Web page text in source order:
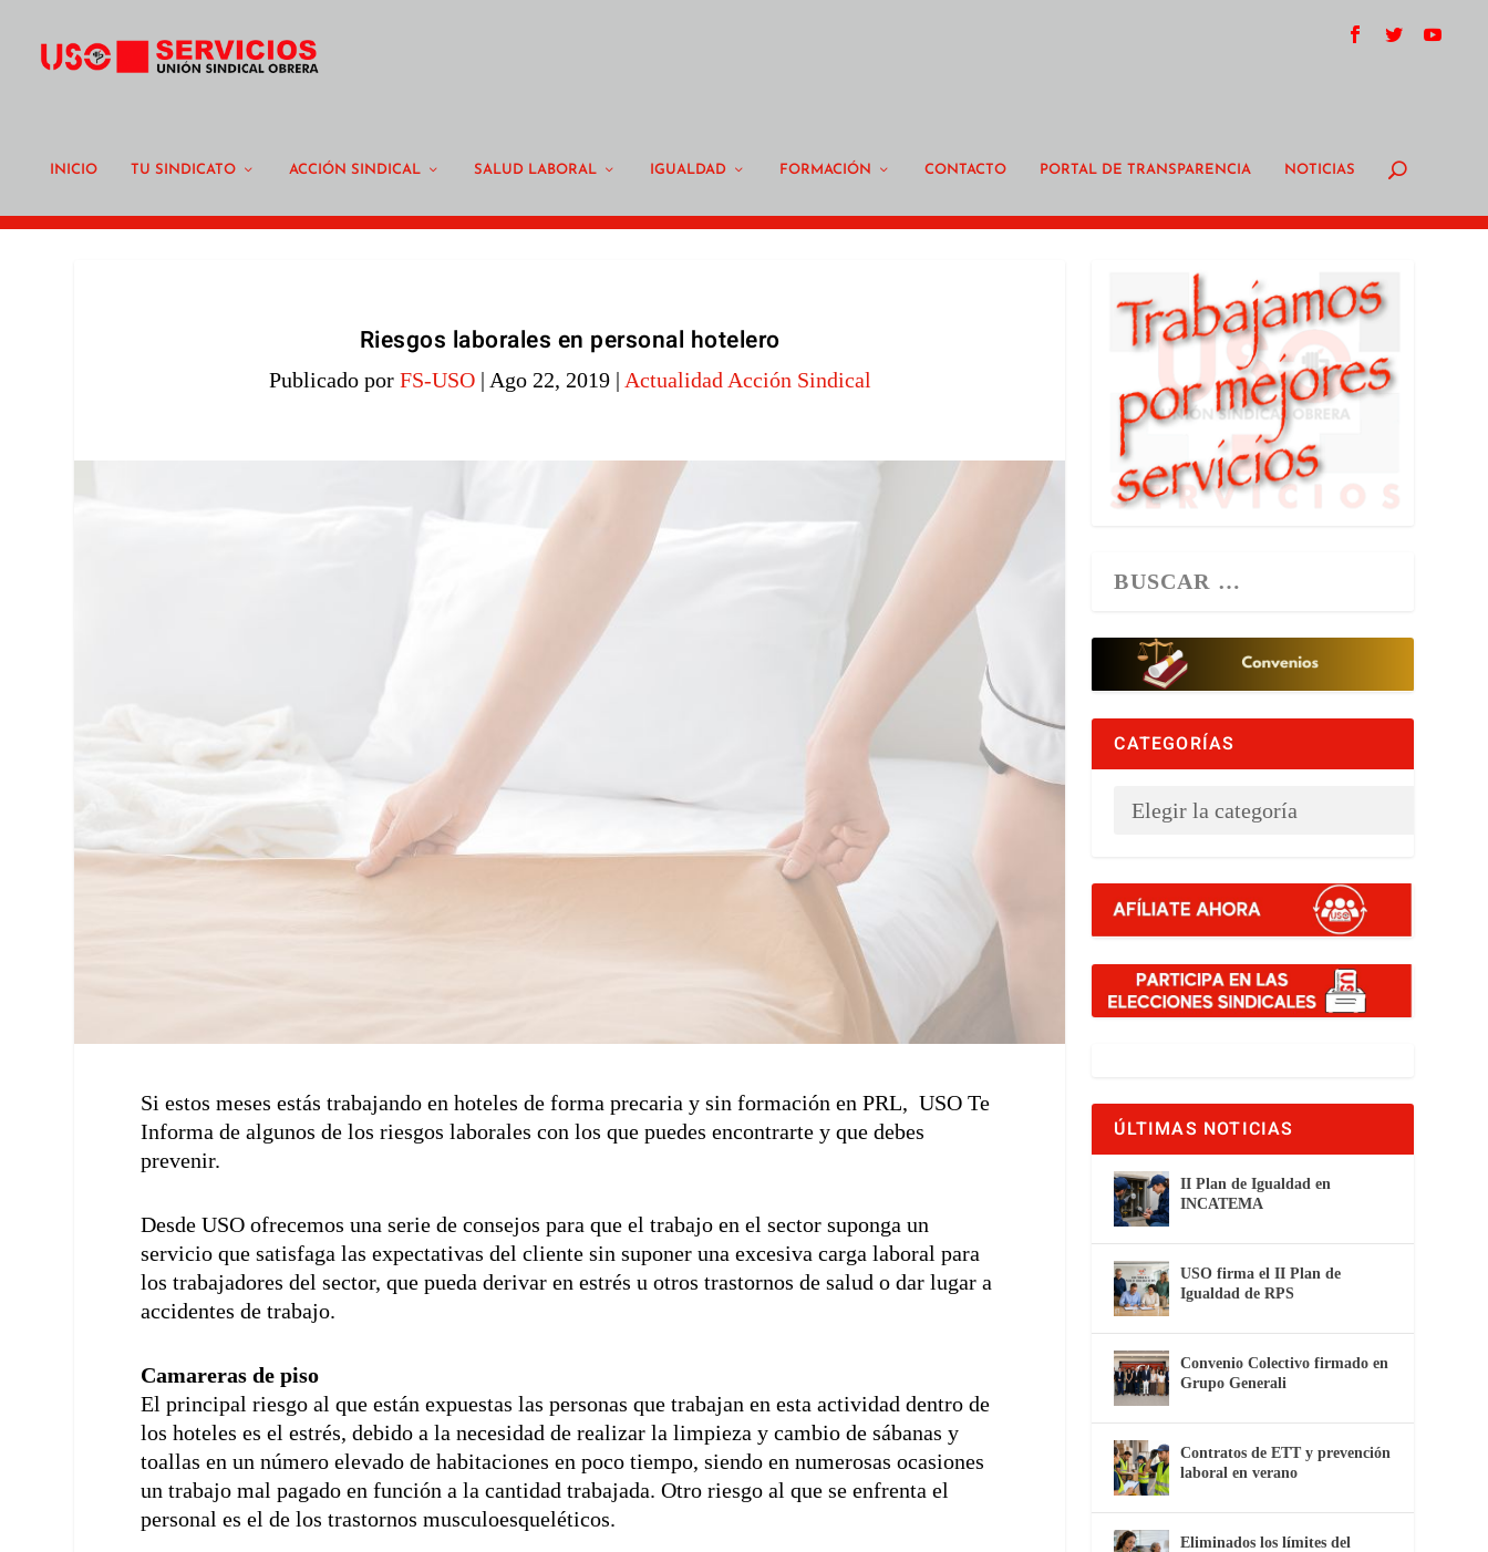
INICIO TU SINDICATO ACCIÓN SINDICAL SALUD LABORAL IGUALDAD FORMACIÓN CONTACTO PORTAL DE TRANSPARENCIA NOTICIAS
Riesgos laborales en personal hotelero
Publicado por FS-USO| Ago 22, 2019| Actualidad Acción Sindical
Si estos meses estás trabajando en hoteles de forma precaria y sin formación enPRL,USO Te
Informa de algunos de los riesgos laborales con los que puedes encontrarte y que debes
prevenir.
Desde USO ofrecemos una serie de consejos para que el trabajo en el sector suponga un
servicio que satisfaga las expectativas del cliente sin suponer una excesiva carga laboral para
los trabajadores del sector, que pueda derivar en estrés u otros trastornos de salud o dar lugar a
accidentes de trabajo.
Camareras de piso
El principal riesgo al que están expuestas las personas que trabajan en esta actividad dentro de
los hoteles es el estrés, debido a la necesidad de realizar la limpieza y cambio de sábanas y
toallas en un número elevado de habitaciones en poco tiempo, siendo en numerosas ocasiones
un trabajo mal pagado en función a la cantidad trabajada. Otro riesgo al que se enfrenta el
personal es el de los trastornos musculoesqueléticos.
CATEGORÍAS
ÚLTIMAS NOTICIAS
II Plan de Igualdad en
INCATEMA
USO firma el II Plan de
Igualdad de RPS
Convenio Colectivo firmado en
Grupo Generali
Contratos de ETT y prevención
laboral en verano
Eliminados los límites del